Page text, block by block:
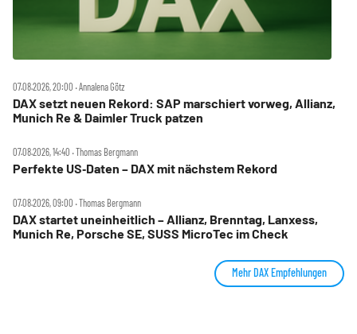
07.08.2026, 20:00 ‧ Annalena Götz
DAX setzt neuen Rekord: SAP marschiert vorweg, Allianz,
Munich Re & Daimler Truck patzen
07.08.2026, 14:40 ‧ Thomas Bergmann
Perfekte US‑Daten – DAX mit nächstem Rekord
07.08.2026, 09:00 ‧ Thomas Bergmann
DAX startet uneinheitlich – Allianz, Brenntag, Lanxess,
Munich Re, Porsche SE, SUSS MicroTec im Check
Mehr DAX Empfehlungen